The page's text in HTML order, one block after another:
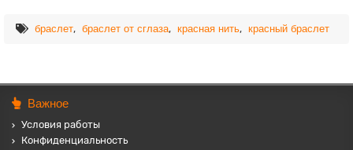
браслет, браслет от сглаза, красная нить, красный браслет
Важное
Условия работы
Конфиденциальность